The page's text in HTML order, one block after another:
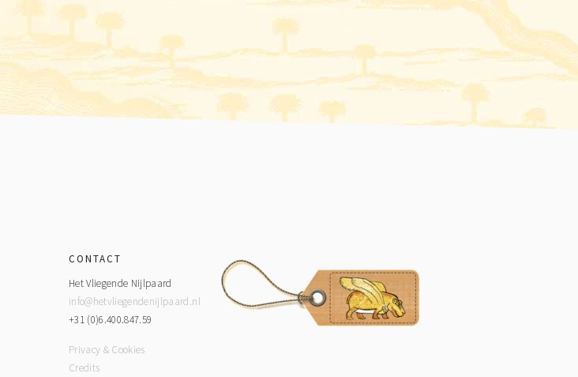
CONTACT
Het Vliegende Nijlpaard
info@hetvliegendenijlpaard.nl
+31 (0)6.400.847.59
Privacy & Cookies
Credits